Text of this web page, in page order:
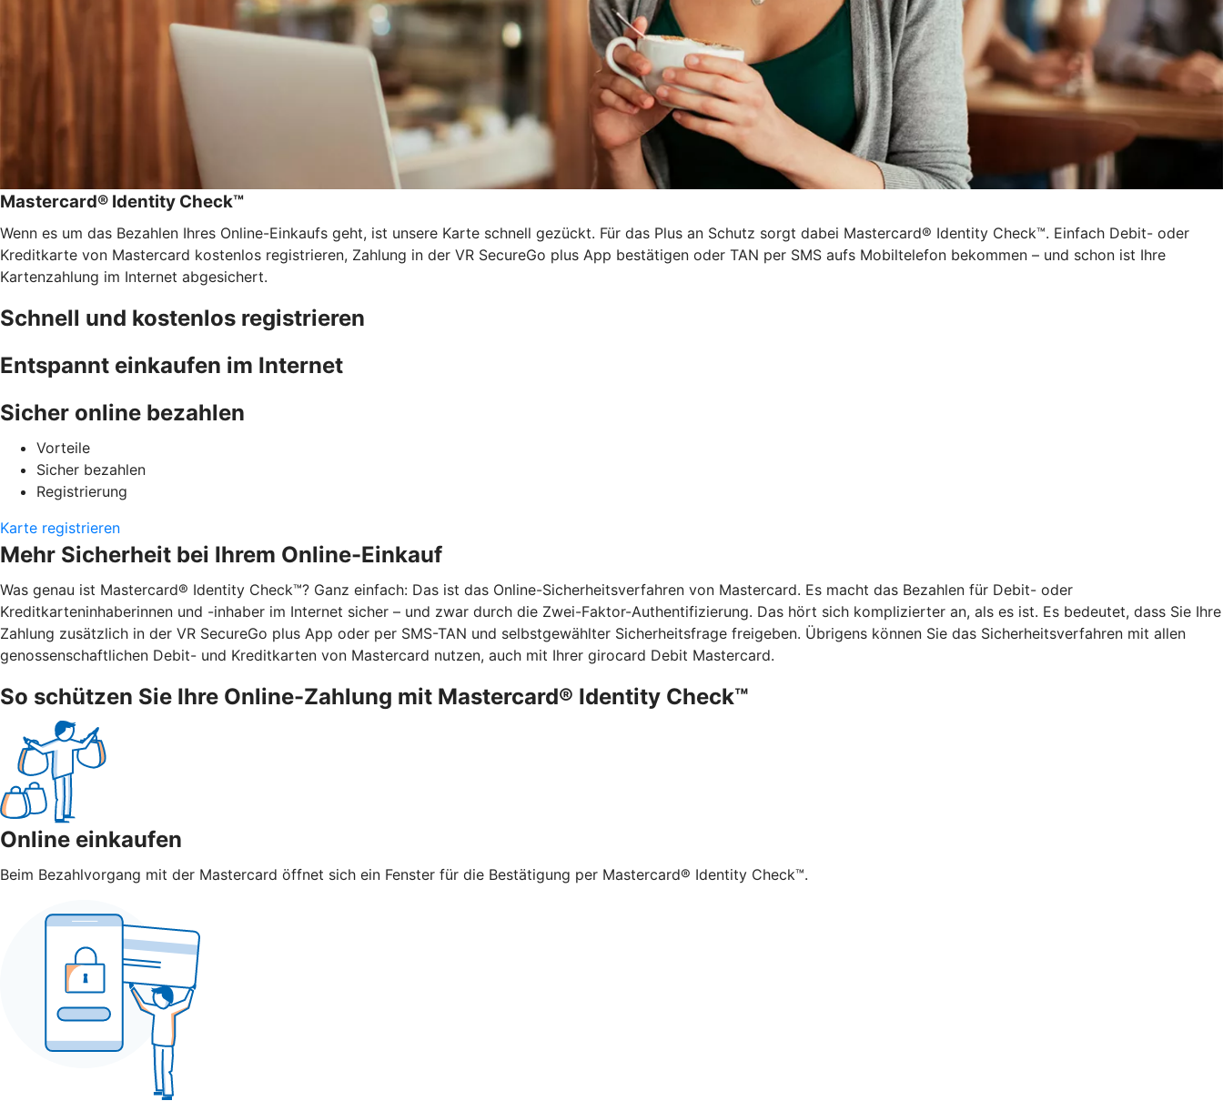
Mastercard® Identity Check™
Wenn es um das Bezahlen Ihres Online-Einkaufs geht, ist unsere Karte schnell gezückt. Für das Plus an Schutz sorgt dabei Mastercard® Identity Check™. Einfach Debit- oder
Kreditkarte von Mastercard kostenlos registrieren, Zahlung in der VR SecureGo plus App bestätigen oder TAN per SMS aufs Mobiltelefon bekommen – und schon ist Ihre
Kartenzahlung im Internet abgesichert.
Schnell und kostenlos registrieren
Entspannt einkaufen im Internet
Sicher online bezahlen
Vorteile
Sicher bezahlen
Registrierung
Karte registrieren
Mehr Sicherheit bei Ihrem Online-Einkauf
Was genau ist Mastercard® Identity Check™? Ganz einfach: Das ist das Online-Sicherheitsverfahren von Mastercard. Es macht das Bezahlen für Debit- oder
Kreditkarteninhaberinnen und -inhaber im Internet sicher – und zwar durch die Zwei-Faktor-Authentifizierung. Das hört sich komplizierter an, als es ist. Es bedeutet, dass Sie Ihre
Zahlung zusätzlich in der VR SecureGo plus App oder per SMS-TAN und selbstgewählter Sicherheitsfrage freigeben. Übrigens können Sie das Sicherheitsverfahren mit allen
genossenschaftlichen Debit- und Kreditkarten von Mastercard nutzen, auch mit Ihrer girocard Debit Mastercard.
So schützen Sie Ihre Online-Zahlung mit Mastercard® Identity Check™
Online einkaufen
Beim Bezahlvorgang mit der Mastercard öffnet sich ein Fenster für die Bestätigung per Mastercard® Identity Check™.